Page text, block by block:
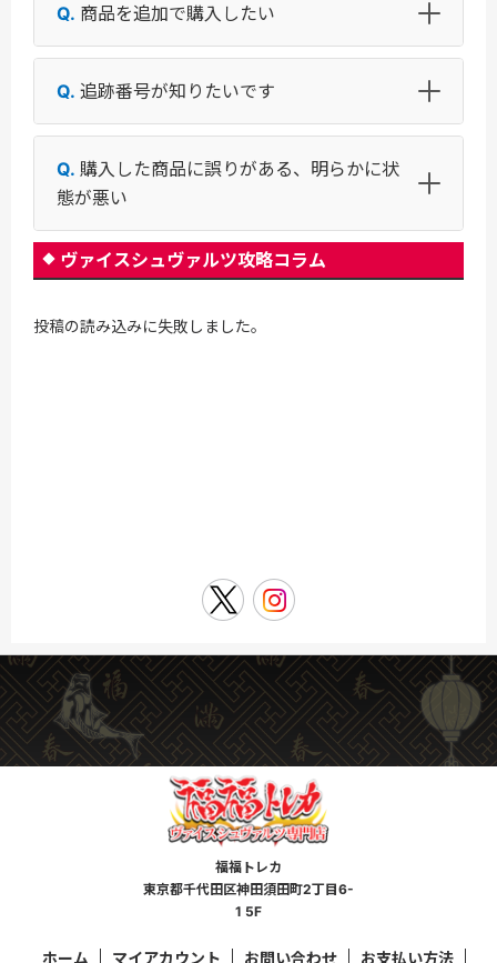
商品を追加で購入したい
追跡番号が知りたいです
購入した商品に誤りがある、明らかに状
態が悪い
ヴァイスシュヴァルツ攻略コラム
投稿の読み込みに失敗しました。
福福トレカ
東京都千代田区神田須田町2丁目6-
1 5F
ホーム マイアカウント お問い合わせ お支払い方法